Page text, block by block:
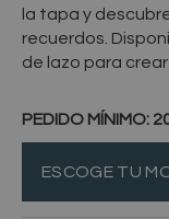
la tapa y
recuerdos.
de lazo para crear
PEDIDO MÍNIMO:
NOA
CANTIDAD